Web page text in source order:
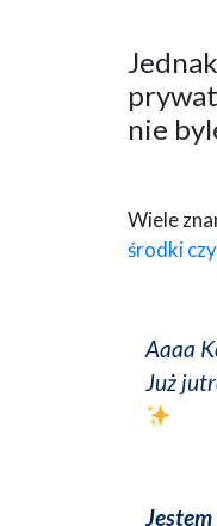
nie
Wiele
środki
Aaaa
Już